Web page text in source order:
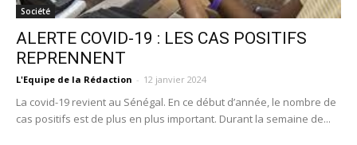
Société
ALERTE COVID-19 : LES CAS POSITIFS
REPRENNENT
L'Equipe de la Rédaction - 12 janvier 2024
La covid-19 revient au Sénégal. En ce début d’année, le nombre de
cas positifs est de plus en plus important. Durant la semaine de...